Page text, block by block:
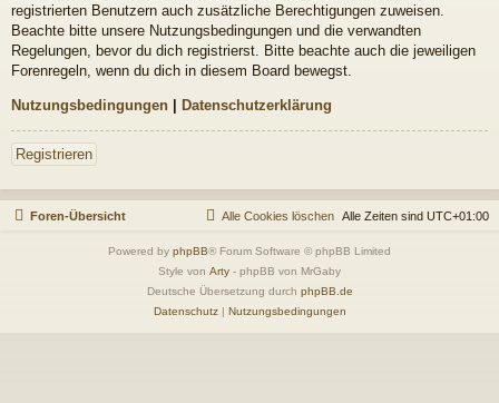
registrierten Benutzern auch zusätzliche Berechtigungen zuweisen.
Beachte bitte unsere Nutzungsbedingungen und die verwandten
Regelungen, bevor du dich registrierst. Bitte beachte auch die jeweiligen
Forenregeln, wenn du dich in diesem Board bewegst.
Nutzungsbedingungen | Datenschutzerklärung
Registrieren
Foren-Übersicht Alle Zeiten sind UTC+01:00
Alle Cookies löschen
Powered by phpBB® Forum Software © phpBB Limited
Style von Arty - phpBB von MrGaby
Deutsche Übersetzung durch phpBB.de
Datenschutz| Nutzungsbedingungen